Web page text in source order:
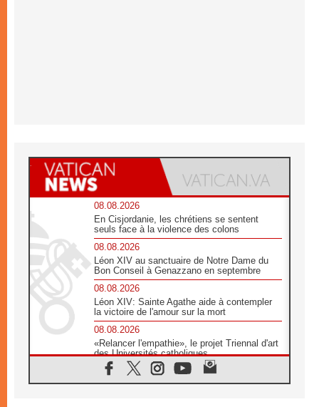
08.08.2026
En Cisjordanie, les chrétiens se sentent
seuls face à la violence des colons
08.08.2026
Léon XIV au sanctuaire de Notre Dame du
Bon Conseil à Genazzano en septembre
08.08.2026
Léon XIV: Sainte Agathe aide à contempler
la victoire de l'amour sur la mort
08.08.2026
«Relancer l'empathie», le projet Triennal d'art
des Universités catholiques
08.08.2026
Signis 2026, donner la parole aux religieuses